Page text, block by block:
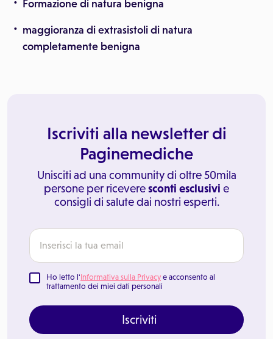
Formazione di natura benigna
maggioranza di extrasistoli di natura
completamente benigna
Iscriviti alla newsletter di
Paginemediche
Unisciti ad una community di oltre 50mila
persone per riceveresconti esclusivi e
consigli di salute dai nostri esperti.
Ho letto l'Informativa sulla Privacy e acconsento al
trattamento dei miei dati personali
Iscriviti